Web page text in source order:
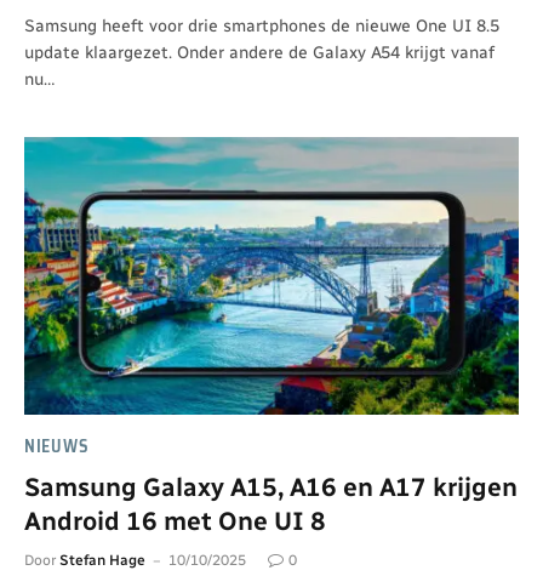
Samsung heeft voor drie smartphones de nieuwe One UI 8.5
update klaargezet. Onder andere de Galaxy A54 krijgt vanaf
nu…
NIEUWS
Samsung Galaxy A15, A16 en A17 krijgen
Android 16 met One UI 8
Door Stefan Hage 10/10/2025 0